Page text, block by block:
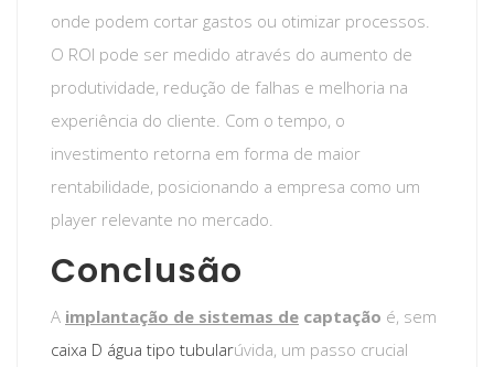
onde podem cortar gastos ou otimizar processos.
O ROI pode ser medido através do aumento de
produtividade, redução de falhas e melhoria na
experiência do cliente. Com o tempo, o
investimento retorna em forma de maior
rentabilidade, posicionando a empresa como um
player relevante no mercado.
Conclusão
A implantação de sistemas de captação é, sem
caixa D água tipo tubularúvida, um passo crucial